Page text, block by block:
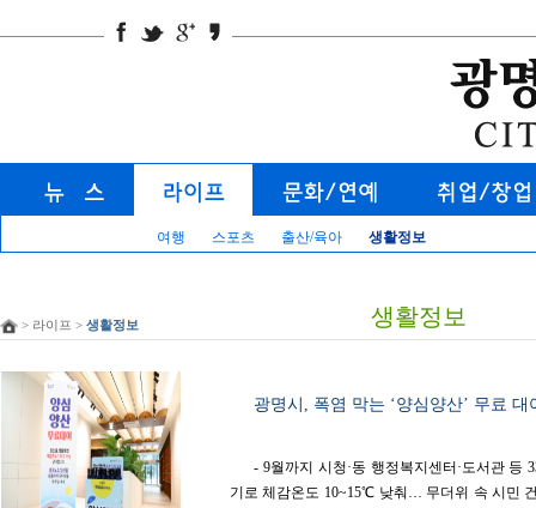
여행 스포츠 출산/육아 생활정보
생활정보
> 라이프 > 생활정보
광명시, 폭염 막는 ‘양심양산’ 무료 대
- 9월까지 시청·동 행정복지센터·도서관
기로 체감온도 10~15℃ 낮춰… 무더위 속 시민